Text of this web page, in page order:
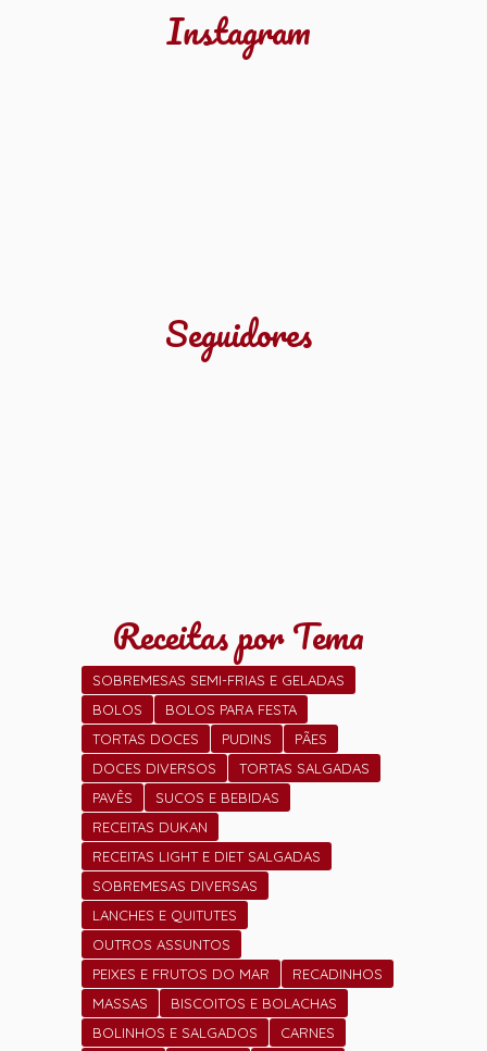
Instagram
Seguidores
Receitas por Tema
SOBREMESAS SEMI-FRIAS E GELADAS
BOLOS
BOLOS PARA FESTA
TORTAS DOCES
PUDINS
PÃES
DOCES DIVERSOS
TORTAS SALGADAS
PAVÊS
SUCOS E BEBIDAS
RECEITAS DUKAN
RECEITAS LIGHT E DIET SALGADAS
SOBREMESAS DIVERSAS
LANCHES E QUITUTES
OUTROS ASSUNTOS
PEIXES E FRUTOS DO MAR
RECADINHOS
MASSAS
BISCOITOS E BOLACHAS
BOLINHOS E SALGADOS
CARNES